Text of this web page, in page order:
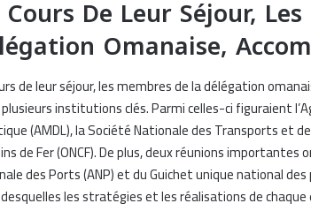
De Leur Séjour,
Omanaise,
de leur séjour, les membres de la délégation
institutions clés. Parmi celles-ci figuraient
(AMDL), la Société Nationale des Transports et
de Fer (ONCF). De plus, deux réunions
des Ports (ANP) et du Guichet unique national
les stratégies et les réalisations de